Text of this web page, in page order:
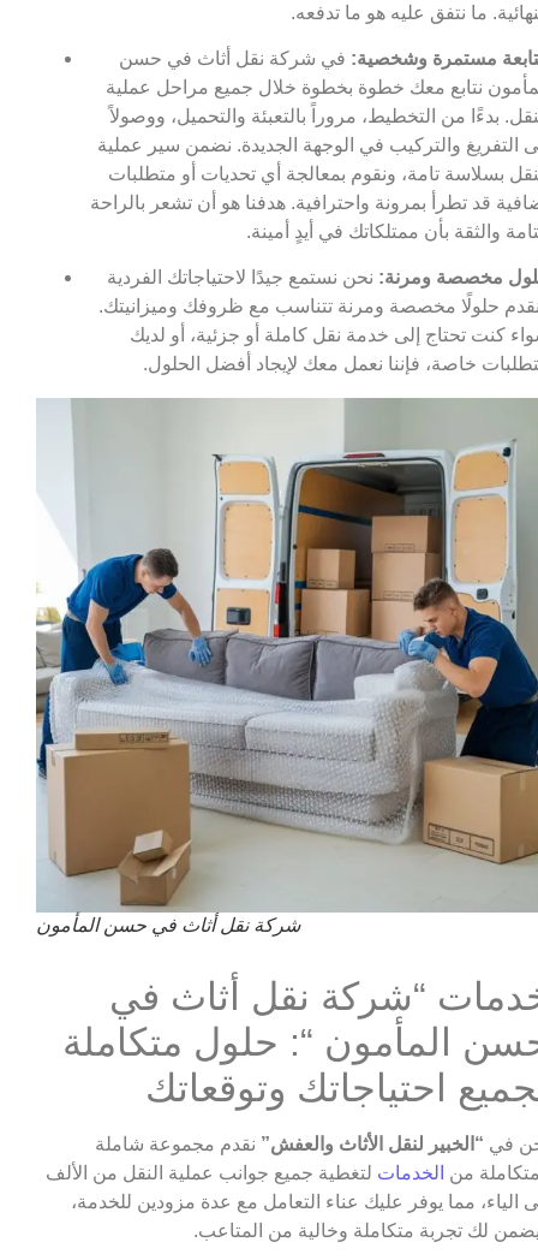
ما نتفق عليه هو ما تدفعه.
مستمرة وشخصية: في شركة نقل أثاث في حسن
نتابع معك خطوة بخطوة خلال جميع مراحل عملية
بدءًا من التخطيط، مروراً بالتعبئة والتحميل، ووصولاً
التفريغ والتركيب في الوجهة الجديدة. نضمن سير عملية
بسلاسة تامة، ونقوم بمعالجة أي تحديات أو متطلبات
قد تطرأ بمرونة واحترافية. هدفنا هو أن تشعر بالراحة
والثقة بأن ممتلكاتك في أيدٍ أمينة.
مخصصة ومرنة: نحن نستمع جيدًا لاحتياجاتك الفردية
حلولًا مخصصة ومرنة تتناسب مع ظروفك وميزانيتك.
كنت تحتاج إلى خدمة نقل كاملة أو جزئية، أو لديك
خاصة، فإننا نعمل معك لإيجاد أفضل الحلول.
شركة نقل أثاث في حسن المأمون
“شركة نقل أثاث في
المأمون “: حلول متكاملة
احتياجاتك وتوقعاتك
في “الخبير لنقل الأثاث والعفش” نقدم مجموعة شاملة
من الخدمات لتغطية جميع جوانب عملية النقل من الألف
الياء، مما يوفر عليك عناء التعامل مع عدة مزودين للخدمة،
لك تجربة متكاملة وخالية من المتاعب.